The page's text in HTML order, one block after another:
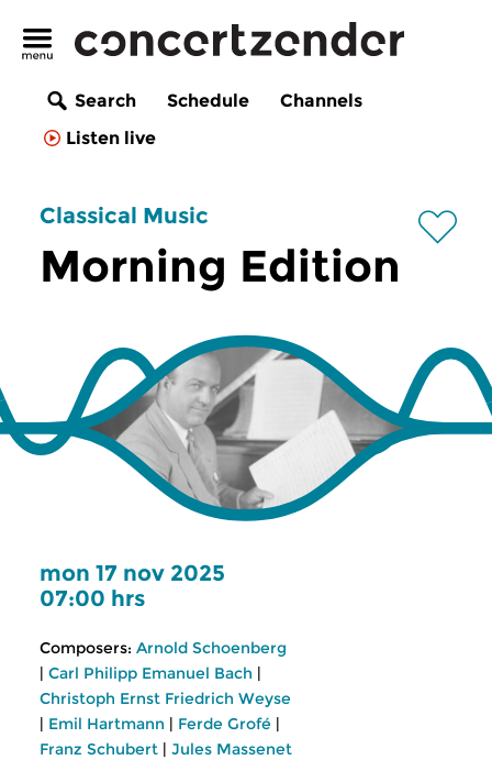
Search Schedule
Channels
Listen live
Classical Music
Morning Edition
mon 17 nov 2025
07:00 hrs
Composers: Arnold Schoenberg
| Carl Philipp Emanuel Bach |
Christoph Ernst Friedrich Weyse
| Emil Hartmann | Ferde Grofé |
Franz Schubert | Jules Massenet